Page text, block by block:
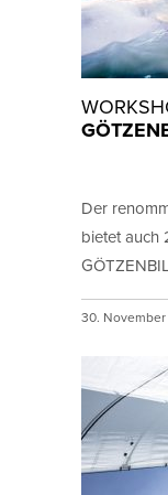
Der
bietet auch
30.